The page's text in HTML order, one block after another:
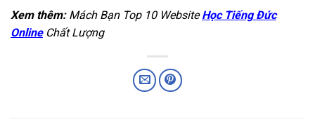
Xem thêm:Mách Bạn Top 10 WebsiteHọc Tiếng Đức
OnlineChất Lượng